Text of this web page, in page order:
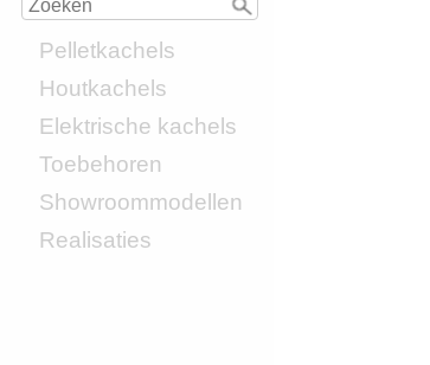
Pelletkachels
Houtkachels
Elektrische kachels
Toebehoren
Showroommodellen
Realisaties